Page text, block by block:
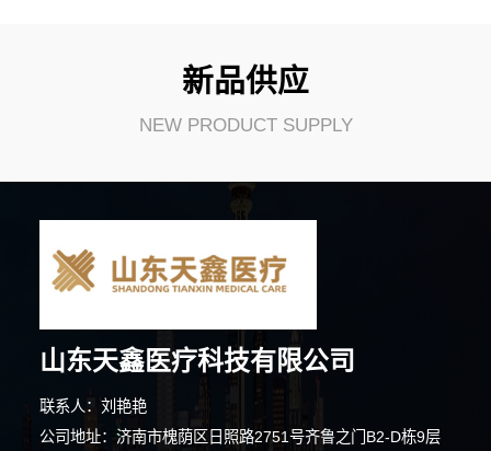
新品供应
NEW PRODUCT SUPPLY
山东天鑫医疗科技有限公司
联系人：刘艳艳
公司地址：济南市槐荫区日照路2751号齐鲁之门B2-D栋9层
9分钟前 顾先生 正在咨询
5分钟前 马先生 正在咨询